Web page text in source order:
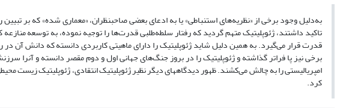
به‌دلیل وجود برخی از «نظریه‌های استنباطی» یا به ادعای بعضی صاحبنظران، «معماری شده» که بر
تاکید داشتند، ژئوپلیتیک متهم گردید که رفتار سلطه‌طلبی قدرت‌ها را توجیه نموده، به توسعه
قدرت قرار می‌گیرد. به همین دلیل شاید ژئوپلیتیک را دارای ماهیتی کاربردی دانسته که دانش آن
برخی نیز پا فراتر گذاشته و ژئوپلیتیک را در بروز جنگ‌های جهانی اول و دوم مقصر دانسته و آنرا
امپریالیستی را به چالش می‌کشند. ظهور دیدگاههای دیگر نظیر ژئوپلیتیک انتقادی، ژئوپلیتیک زیست
کرد.